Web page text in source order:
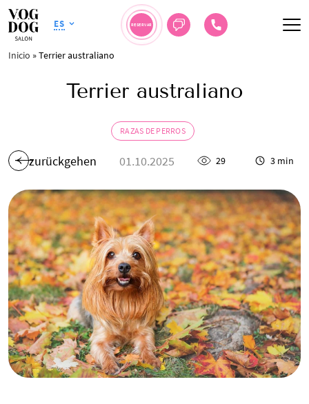
ES RESERVAR
Inicio »Terrier australiano
Terrier australiano
RAZAS DE PERROS
zurückgehen 01.10.2025 29 3 min